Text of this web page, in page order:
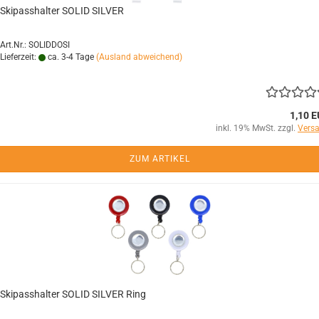
Skipasshalter SOLID SILVER
Art.Nr.: SOLIDDOSI
Lieferzeit:
ca. 3-4 Tage (Ausland abweichend)
1,10
inkl. 19% MwSt. zzgl.
ZUM ARTIKEL
Skipasshalter SOLID SILVER Ring